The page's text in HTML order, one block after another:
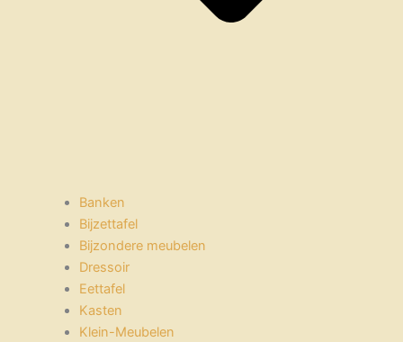
Banken
Bijzettafel
Bijzondere meubelen
Dressoir
Eettafel
Kasten
Klein-Meubelen